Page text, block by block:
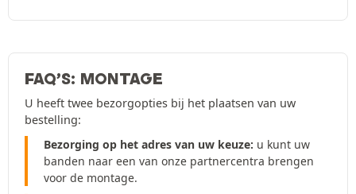
FAQ’S: MONTAGE
U heeft twee bezorgopties bij het plaatsen van uw
bestelling:
Bezorging op het adres van uw keuze: u kunt uw
banden naar een van onze partnercentra brengen
voor de montage.